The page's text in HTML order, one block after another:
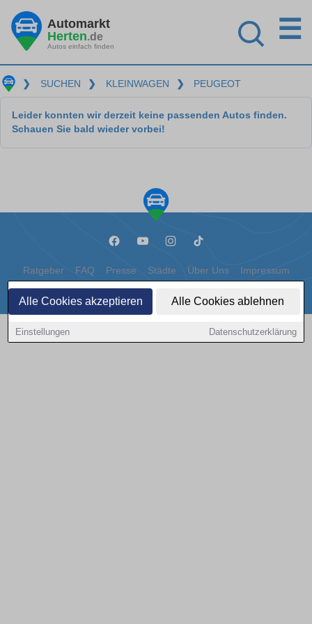
Alle Cookies akzeptieren Alle Cookies ablehnen
Einstellungen Datenschutzerklärung
Automarkt
Herten.de
Autos einfach finden
☰
❯ SUCHEN ❯ KLEINWAGEN ❯ PEUGEOT
Leider konnten wir derzeit keine passenden Autos finden.
Schauen Sie bald wieder vorbei!
Ratgeber FAQ Presse Städte Über Uns Impressum
Datenschutz Cookies
Copyright © 2000 - 2026 | 1A Infosysteme GmbH | Content by: 1a-sites-autos